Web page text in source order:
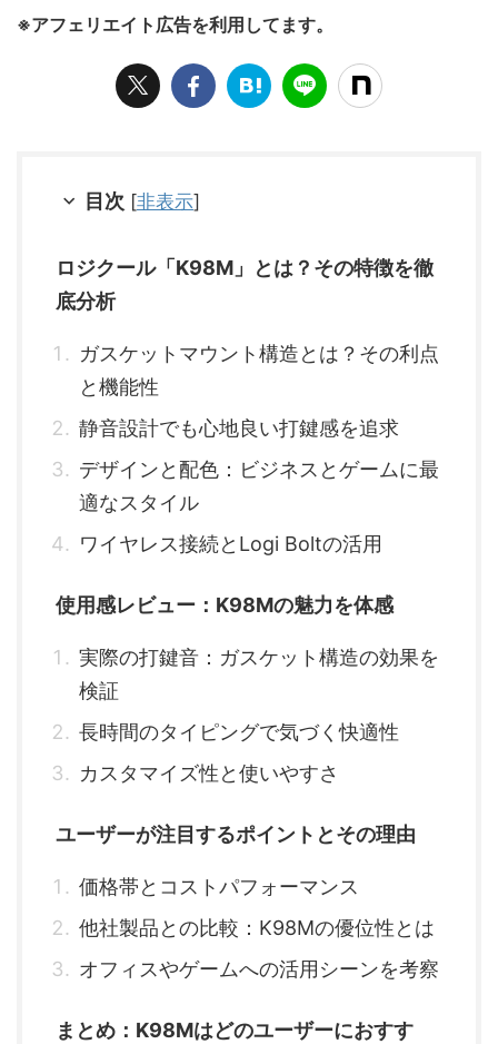
※アフェリエイト広告を利用してます。
目次 [非表示]
ロジクール「K98M」とは？その特徴を徹
底分析
ガスケットマウント構造とは？その利点
と機能性
静音設計でも心地良い打鍵感を追求
デザインと配色：ビジネスとゲームに最
適なスタイル
ワイヤレス接続とLogi Boltの活用
使用感レビュー：K98Mの魅力を体感
実際の打鍵音：ガスケット構造の効果を
検証
長時間のタイピングで気づく快適性
カスタマイズ性と使いやすさ
ユーザーが注目するポイントとその理由
価格帯とコストパフォーマンス
他社製品との比較：K98Mの優位性とは
オフィスやゲームへの活用シーンを考察
まとめ：K98Mはどのユーザーにおすす